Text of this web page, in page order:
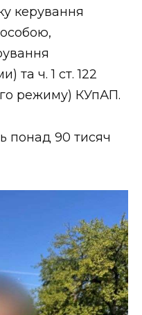
керування
та ч. 1 ст. 122
режиму) КУпАП.
понад 90 тисяч